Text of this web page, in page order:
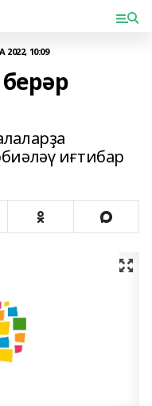
2022, 10:09
иғтибар